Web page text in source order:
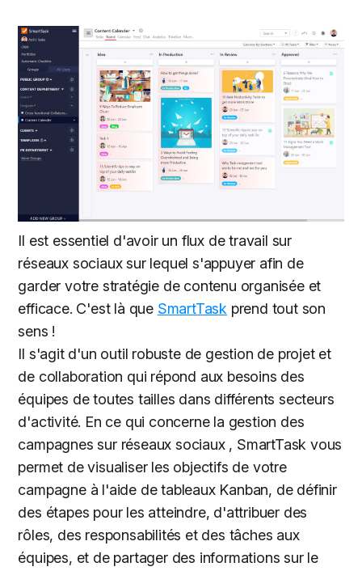
Il est essentiel d'avoir un flux de travail sur
réseaux sociaux sur lequel s'appuyer afin de
garder votre stratégie de contenu organisée et
efficace. C'est là que SmartTask prend tout son
sens !
Il s'agit d'un outil robuste de gestion de projet et
de collaboration qui répond aux besoins des
équipes de toutes tailles dans différents secteurs
d'activité. En ce qui concerne la gestion des
campagnes sur réseaux sociaux , SmartTask vous
permet de visualiser les objectifs de votre
campagne à l'aide de tableaux Kanban, de définir
des étapes pour les atteindre, d'attribuer des
rôles, des responsabilités et des tâches aux
équipes, et de partager des informations sur le